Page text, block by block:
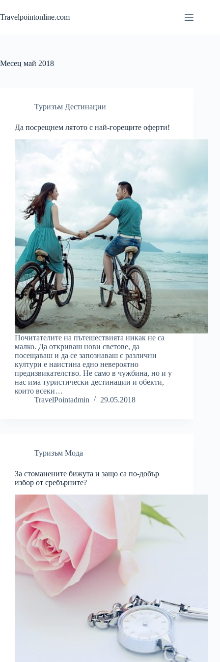
to
content
Travelpointonline.com
Месец май 2018
Туризъм Дестинации
Да посрещнем лятото с най-горещите оферти!
Почитателите на пътешествията никак не са
малко. Да откриваш нови светове, да
посещаваш и да се запознаваш с различни
култури е наистина едно невероятно
предизвикателство. Не само в чужбина, но и у
нас има туристически дестинации и обекти,
които всеки…
TravelPointadmin
29.05.2018
Туризъм Мода
За стоманените бижута и защо са по-добър
избор от сребърните?